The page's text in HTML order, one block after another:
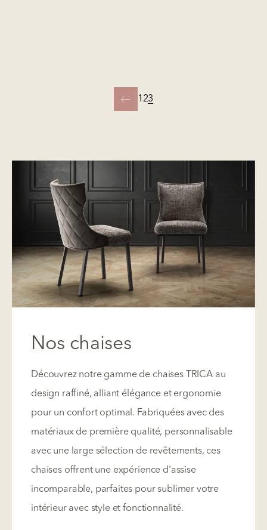
1 23
Nos chaises
Découvrez notre gamme de chaises TRICA au
design raffiné, alliant élégance et ergonomie
pour un confort optimal. Fabriquées avec des
matériaux de première qualité, personnalisable
avec une large sélection de revêtements, ces
chaises offrent une expérience d'assise
incomparable, parfaites pour sublimer votre
intérieur avec style et fonctionnalité.